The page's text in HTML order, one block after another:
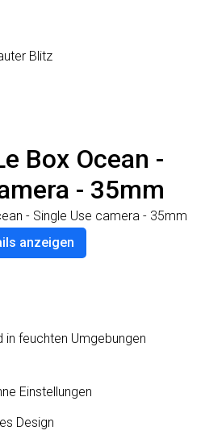
Blitz
Box Ocean -
- 35mm
in feuchten Umgebungen
Einstellungen
Design
anzeigen